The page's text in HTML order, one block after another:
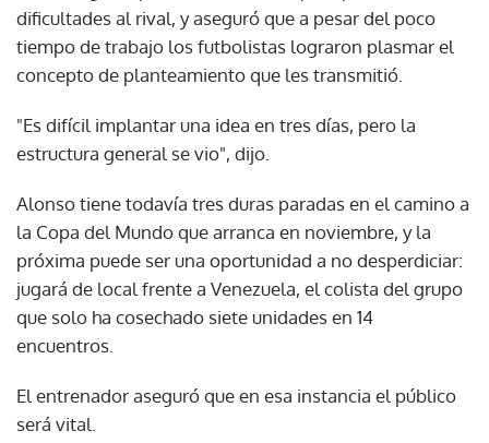
dificultades al rival, y aseguró que a pesar del poco
tiempo de trabajo los futbolistas lograron plasmar el
concepto de planteamiento que les transmitió.
"Es difícil implantar una idea en tres días, pero la
estructura general se vio", dijo.
Alonso tiene todavía tres duras paradas en el camino a
la Copa del Mundo que arranca en noviembre, y la
próxima puede ser una oportunidad a no desperdiciar:
jugará de local frente a Venezuela, el colista del grupo
que solo ha cosechado siete unidades en 14
encuentros.
El entrenador aseguró que en esa instancia el público
será vital.